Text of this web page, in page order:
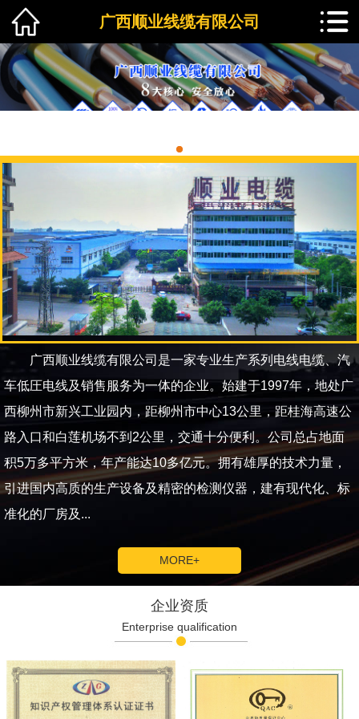
广西顺业线缆有限公司
1 2 3
广西顺业线缆有限公司是一家专业生产系列电线电缆、汽
车低圧电线及销售服务为一体的企业。始建于1997年，地处广
西柳州市新兴工业园内，距柳州市中心13公里，距桂海高速公
路入口和白莲机场不到2公里，交通十分便利。公司总占地面
积5万多平方米，年产能达10多亿元。拥有雄厚的技术力量，
引进国内高质的生产设备及精密的检测仪器，建有现代化、标
准化的厂房及...
MORE+
企业资质
Enterprise qualification